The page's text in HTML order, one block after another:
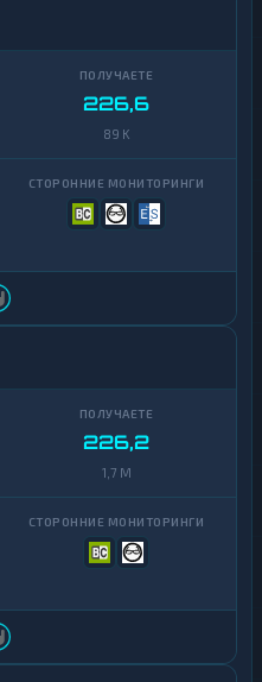
226,6
89 K
226,2
1,7 M